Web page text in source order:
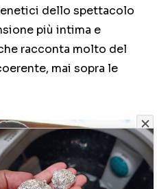
dello spettacolo
più intima e
racconta molto del
mai sopra le